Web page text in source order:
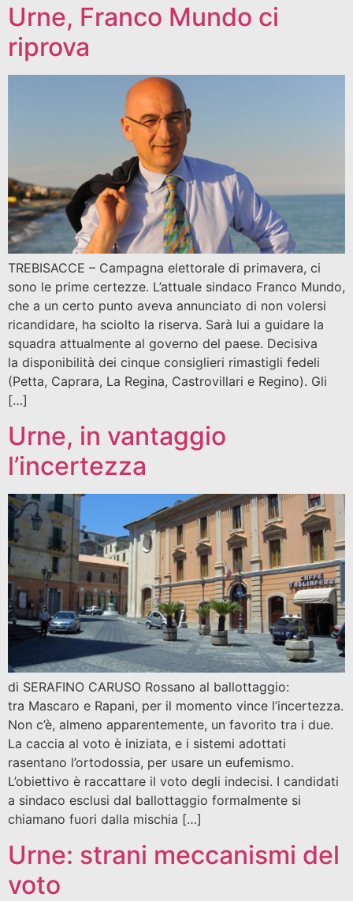
Urne, Franco Mundo ci
riprova
TREBISACCE – Campagna elettorale di primavera, ci
sono le prime certezze. L’attuale sindaco Franco Mundo,
che a un certo punto aveva annunciato di non volersi
ricandidare, ha sciolto la riserva. Sarà lui a guidare la
squadra attualmente al governo del paese. Decisiva
la disponibilità dei cinque consiglieri rimastigli fedeli
(Petta, Caprara, La Regina, Castrovillari e Regino). Gli
[…]
Urne, in vantaggio
l’incertezza
di SERAFINO CARUSO Rossano al ballottaggio:
tra Mascaro e Rapani, per il momento vince l’incertezza.
Non c’è, almeno apparentemente, un favorito tra i due.
La caccia al voto è iniziata, e i sistemi adottati
rasentano l’ortodossia, per usare un eufemismo.
L’obiettivo è raccattare il voto degli indecisi. I candidati
a sindaco esclusi dal ballottaggio formalmente si
chiamano fuori dalla mischia […]
Urne: strani meccanismi del
voto